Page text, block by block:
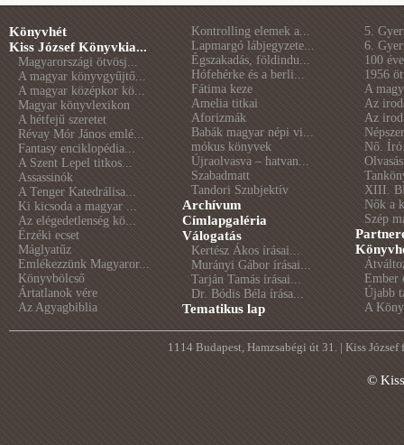
Könyvhét
Kiss József Könyvkia...
Magyarországi ötvösj...
A magyar könyvgyűjtő...
A magyar középkor kö...
Magyar könyvlexikon
A hétfejű szeretet
Révay Mór János emlé...
Fantasy enciklopédia...
A Szent Lepel titkos...
Assassinók
A Tenger Katedrálisa...
Ki kicsoda a magyar ...
Az elégedetlenség kö...
Érzéki ecset
Máglyatűz
Emlékezzünk Magyaror...
Könyvbölcső
Ártatlanok vére
Az Agyagbiblia
Kontrolling elemek a...
Lapmargó lábjegyzete...
Égszakadás, földindu...
Hófehérke és a berli...
Fátima keze
Amelia titkai
Aforizmák
Babák magyar népi vi...
mókus könyvek
Újraolvasva – hatvan...
Szabadmatt
Tandori Szubjektív
Archívum
Címlapgaléria
Válogatás
Kertész Ákos írásai...
Murányi Gábor írásai...
Tarján Tamás írásai...
Dr. Bódis Béla írása...
Tematikus lap
5.
6.
100
1956
A
Az
Az
Nő.
XIII.
Nők a
Szép
Ember
Újabb
A
1114 Budapest, Hamzsabégi út 31. | Kiss
©